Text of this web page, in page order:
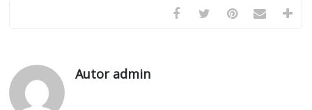
Autor admin